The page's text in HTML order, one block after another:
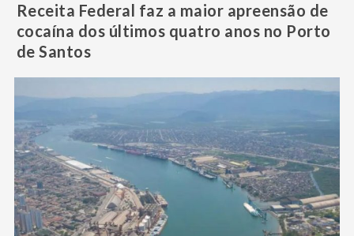
Receita Federal faz a maior apreensão de
cocaína dos últimos quatro anos no Porto
de Santos